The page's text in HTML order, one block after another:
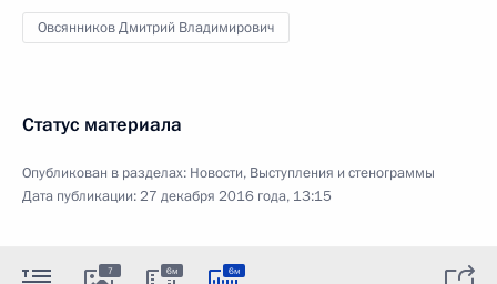
Овсянников Дмитрий Владимирович
Статус материала
Опубликован в разделах: Новости, Выступления и стенограммы
Дата публикации:27 декабря 2016 года, 13:15
7 6м 6м